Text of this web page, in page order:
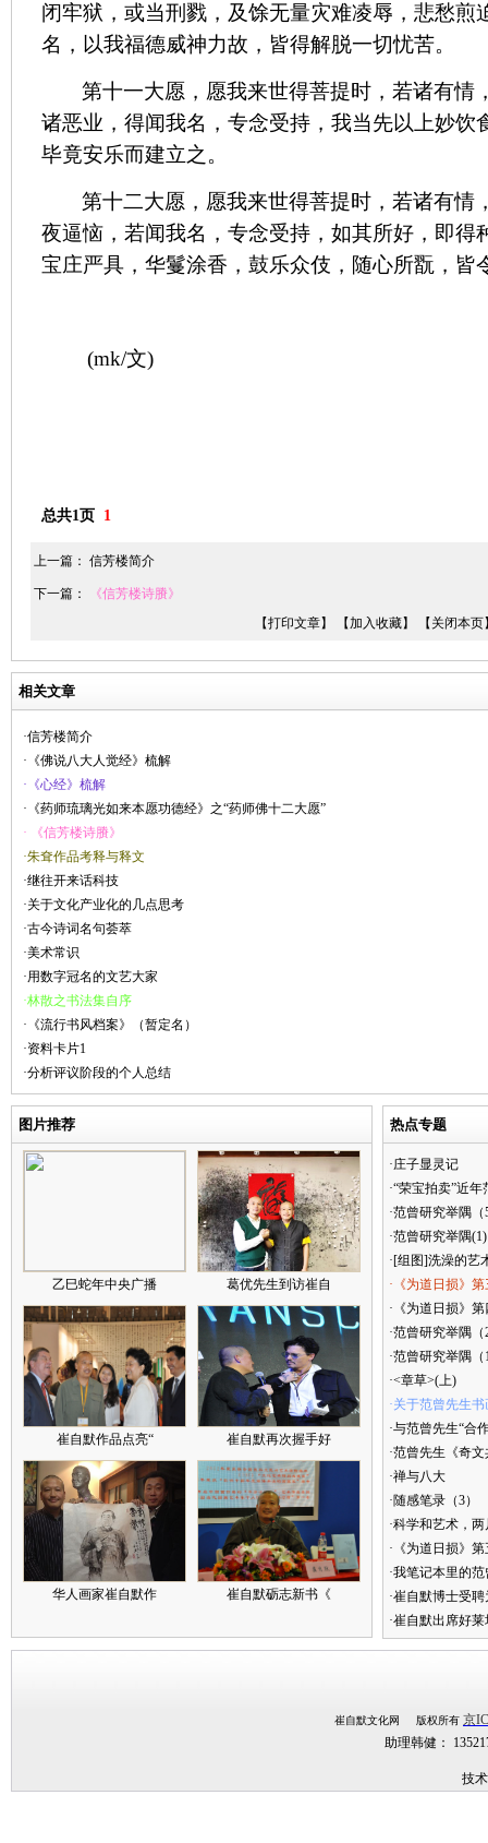
闭牢狱，或当刑戮，及馀无量灾难凌辱，悲愁煎
名，以我福德威神力故，皆得解脱一切忧苦。
第十一大愿，愿我来世得菩提时，若诸有情
诸恶业，得闻我名，专念受持，我当先以上妙饮
毕竟安乐而建立之。
第十二大愿，愿我来世得菩提时，若诸有情
夜逼恼，若闻我名，专念受持，如其所好，即得
宝庄严具，华鬘涂香，鼓乐众伎，随心所翫，皆
(mk/文)
总共1页 1
上一篇： 信芳楼简介
下一篇：
《信芳楼诗賸》
【打印文章】
【加入收藏】 【关闭本页
相关文章
·信芳楼简介
·《佛说八大人觉经》梳解
·《心经》梳解
·《药师琉璃光如来本愿功德经》之“药师佛十二大愿”
· 《信芳楼诗賸》
·朱耷作品考释与释文
·继往开来话科技
·关于文化产业化的几点思考
·古今诗词名句荟萃
·美术常识
·用数字冠名的文艺大家
·林散之书法集自序
·《流行书风档案》（暂定名）
·资料卡片1
·分析评议阶段的个人总结
图片推荐
乙巳蛇年中央广播 葛优先生到访崔自
崔自默作品点亮“ 崔自默再次握手好
华人画家崔自默作 崔自默砺志新书《
热点专题
·庄子显灵记
·“荣宝拍卖”近
·范曾研究举隅（
·范曾研究举隅(1)
·[组图]洗澡的艺
·《为道日损》
·《为道日损》
·范曾研究举隅（
·范曾研究举隅（
·<章草>(上)
·关于范曾先生
·与范曾先生“合
·范曾先生《奇
·禅与八大
·随感笔录（3）
·科学和艺术，
·《为道日损》
·我笔记本里的
·崔自默博士受
·崔自默出席好
崔自默文化网 版权所有 京
助理韩健：
技